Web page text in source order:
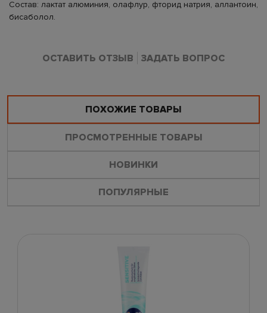
Состав: лактат алюминия, олафлур, фторид натрия, аллантоин,
бисаболол.
ОСТАВИТЬ ОТЗЫВ ЗАДАТЬ ВОПРОС
ПОХОЖИЕ ТОВАРЫ
ПРОСМОТРЕННЫЕ ТОВАРЫ
НОВИНКИ
ПОПУЛЯРНЫЕ